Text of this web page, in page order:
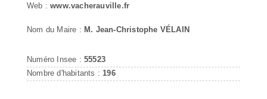
Web :www.vacherauville.fr
Nom du Maire : M. Jean-Christophe VÉLAIN
Numéro Insee : 55523
Nombre d'habitants : 196